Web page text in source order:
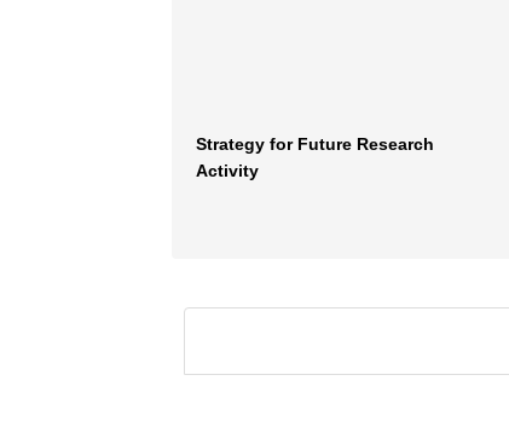
Strategy for Future Research
Activity